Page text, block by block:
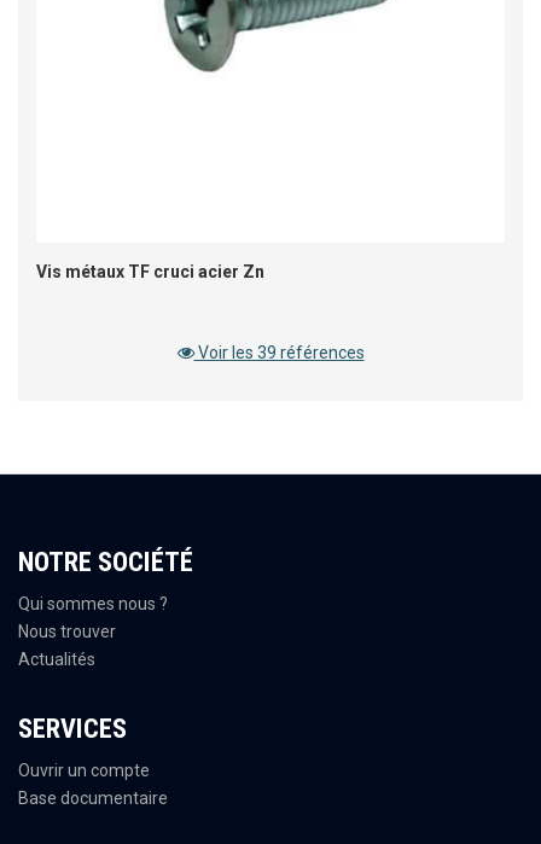
Vis métaux TF cruci acier Zn
Voir les 39 références
NOTRE SOCIÉTÉ
Qui sommes nous ?
Nous trouver
Actualités
SERVICES
Ouvrir un compte
Base documentaire